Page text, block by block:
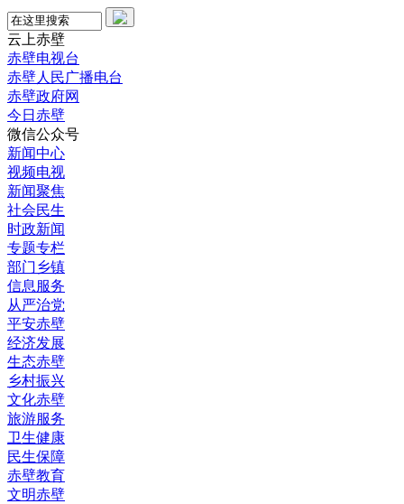
云上赤壁
赤壁电视台
赤壁人民广播电台
赤壁政府网
今日赤壁
微信公众号
新闻中心
视频电视
新闻聚焦
社会民生
时政新闻
专题专栏
部门乡镇
信息服务
从严治党
平安赤壁
经济发展
生态赤壁
乡村振兴
文化赤壁
旅游服务
卫生健康
民生保障
赤壁教育
文明赤壁